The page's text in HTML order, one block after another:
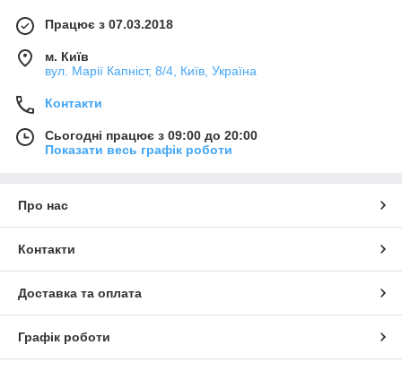
Працює з 07.03.2018
м. Київ
вул. Марії Капніст, 8/4, Київ, Україна
Контакти
Сьогодні працює з 09:00 до 20:00
Показати весь графік роботи
Про нас
Контакти
Доставка та оплата
Графік роботи